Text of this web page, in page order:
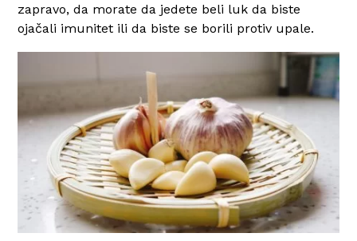
zapravo, da morate da jedete beli luk da biste
ojačali imunitet ili da biste se borili protiv upale.